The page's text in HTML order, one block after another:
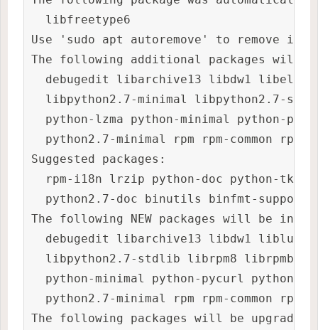
  libfreetype6
Use 'sudo apt autoremove' to remove it.
The following additional packages will
debugedit libarchive13 libdw1 libelf1
libpython2.7-minimal libpython2.7-
python-lzma python-minimal python-
python2.7-minimal rpm rpm-common
Suggested packages:
rpm-i18n lrzip python-doc python-tk
python2.7-doc binutils binfmt-support
The following NEW packages will be
debugedit libarchive13 libdw1
libpython2.7-stdlib librpm8
python-minimal python-pycurl python-
python2.7-minimal rpm rpm-common
The following packages will be upgraded: